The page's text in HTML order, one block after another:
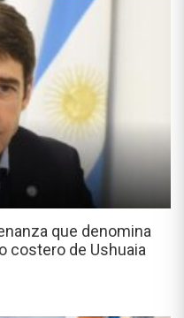
que denomina
costero de Ushuaia